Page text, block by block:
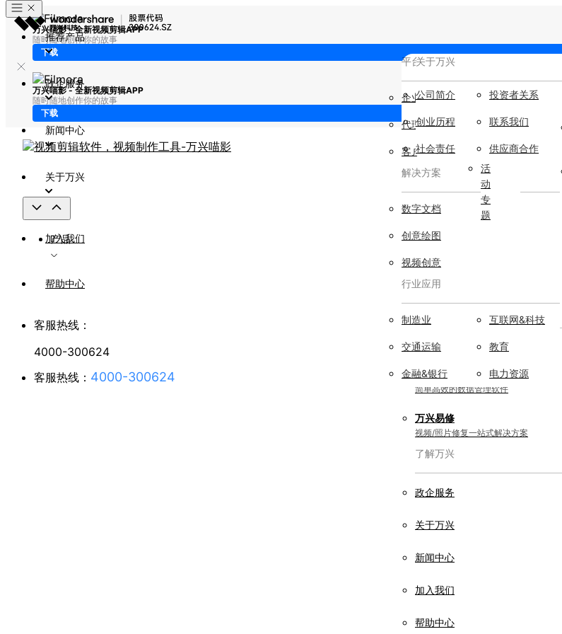
万兴喵影 - 全新视频剪辑APP
随时随地创作你的故事
下载
万兴喵影 - 全新视频剪辑APP
随时随地创作你的故事
下载
推荐产品
AIGC数字创意
视频创意
万兴剧厂
AI驱动的一站式精品影视内容创作平
台
AI赋能，你也是剪辑大师
万兴天幕
一句话生成视频/图片/音乐
让照片动起来
实用工具
万兴恢复专家
简单高效的数据管理软件
万兴易修
视频/照片修复一站式解决方案
了解万兴
政企服务
关于万兴
新闻中心
加入我们
帮助中心
政企服务
平台服务
企业用户
代理商
客户案例
解决方案
数字文档
创意绘图
视频创意
行业应用
制造业
交通运输
金融&银行
互联网&科技
教育
电力资源
新闻中心
新
动
活
动
专
题
关于万兴
关于万兴
公司简介
创业历程
社会责任
投资者关系
联系我们
供应商合作
加入我们
帮助中心
客服热线：
4000-300624
客服热线： 4000-300624
产品